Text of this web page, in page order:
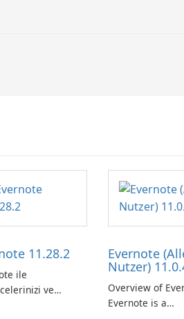
11.28.2
ile
ve
Evernote
Nutzer)
Overview of
Evernote is a